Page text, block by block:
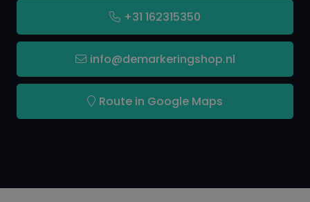
Hittebestendig: Tot 110°C
Verbruik: 1 tot2 m2per laag, afhankelijk van object
en verwerkingsmethode
+31 162315350
info@demarkeringshop.nl
Route in Google Maps